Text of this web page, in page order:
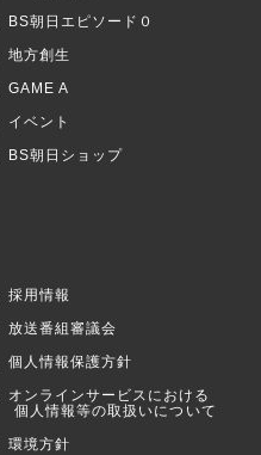
BS朝日エピソード０
地方創生
GAME A
イベント
BS朝日ショップ
採用情報
放送番組審議会
個人情報保護方針
オンラインサービスにおける
個人情報等の取扱いについて
環境方針